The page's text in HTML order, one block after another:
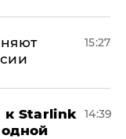
15:27
к Starlink 14:39